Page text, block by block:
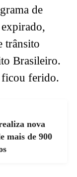
de
trânsito
Brasileiro.
ficou ferido.
nova
mais de 900